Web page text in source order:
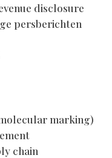
disclosure
persberichten
marking)
chain